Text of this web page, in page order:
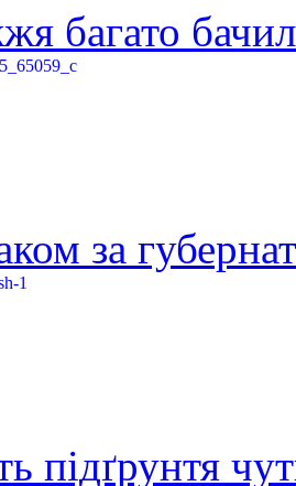
багато
за
підґрунтя